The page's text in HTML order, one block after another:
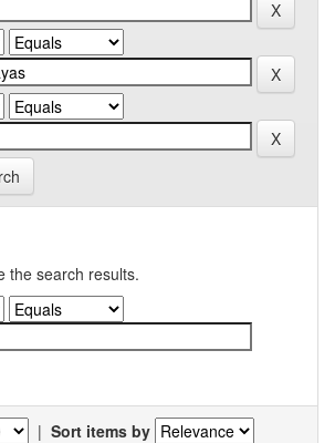
the search results.
| Sort items by